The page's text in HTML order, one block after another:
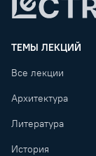
ТЕМЫ ЛЕКЦИЙ
Все лекции
Архитектура
Литература
История